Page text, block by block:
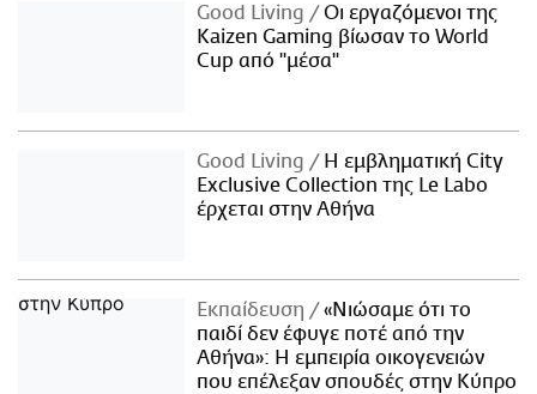
Good Living
Οι εργαζόμενοι της
Kaizen Gaming βίωσαν το World
Cup από "μέσα"
Good Living
Η εμβληματική City
Exclusive Collection της Le Labo
έρχεται στην Αθήνα
Εκπαίδευση
«Νιώσαμε ότι το
παιδί δεν έφυγε ποτέ από την
Αθήνα»: Η εμπειρία οικογενειών
που επέλεξαν σπουδές στην Κύπρο